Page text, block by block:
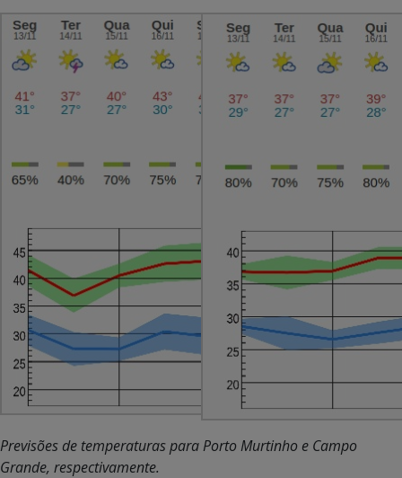
Previsões de temperaturas para Porto Murtinho e Campo
Grande, respectivamente.